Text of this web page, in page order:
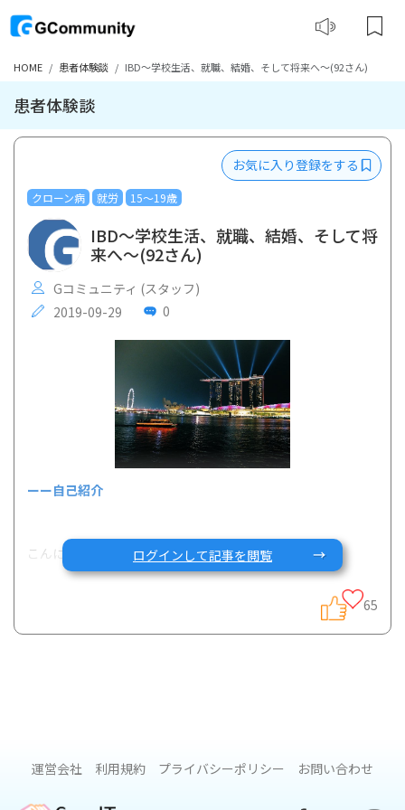
HOME 患者体験談 IBD〜学校生活、就職、結婚、そして将来へ〜(92さん)
患者体験談
クローン病 就労 15〜19歳
お気に入り登録をする
IBD〜学校生活、就職、結婚、そして将
来へ〜(92さん)
Gコミュニティ (スタッフ)
2019-09-29
0
ーー自己紹介
こんにちは、９２（くに）と申します。
高校1年生の春にクローン病と診断され、１３年ほど経ちまし
ログインして記事を閲覧
65
運営会社 利用規約 プライバシーポリシー お問い合わせ